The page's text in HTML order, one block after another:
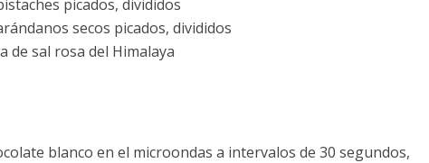
picados, divididos
secos picados, divididos
de sal rosa del Himalaya
blanco en el microondas a intervalos de 30 segundos,